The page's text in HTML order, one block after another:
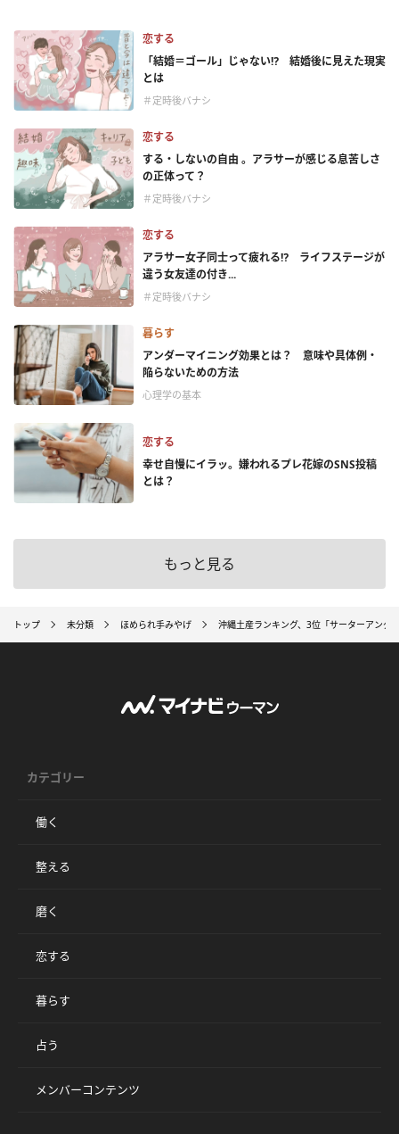
恋する
「結婚＝ゴール」じゃない⁉ 結婚後に見えた現実
とは
＃定時後バナシ
恋する
する・しないの自由 。アラサーが感じる息苦しさ
の正体って？
＃定時後バナシ
恋する
アラサー女子同士って疲れる⁉ ライフステージが
違う女友達の付き...
＃定時後バナシ
暮らす
アンダーマイニング効果とは？ 意味や具体例・
陥らないための方法
心理学の基本
恋する
幸せ自慢にイラッ。嫌われるプレ花嫁のSNS投稿
とは？
もっと見る
トップ 未分類 ほめられ手みやげ 沖縄土産ランキング、3位「サーターアンダ
カテゴリー
働く
整える
磨く
恋する
暮らす
占う
メンバーコンテンツ